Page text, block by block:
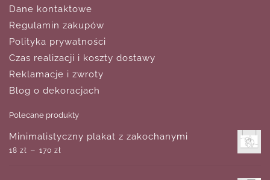
Dane kontaktowe
Regulamin zakupów
Polityka prywatności
Czas realizacji i koszty dostawy
Reklamacje i zwroty
Blog o dekoracjach
Polecane produkty
Minimalistyczny plakat z zakochanymi
18 zł – 170 zł